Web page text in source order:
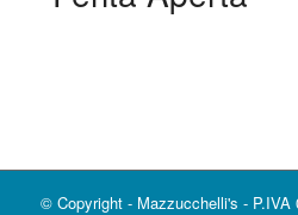
© Copyright - Mazzucchelli's - P.IVA